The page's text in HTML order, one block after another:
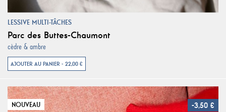
LESSIVE MULTI-TÂCHES
Parc des Buttes-Chaumont
cèdre & ambre
AJOUTER AU PANIER - 22,00 €
-3,50 €
NOUVEAU